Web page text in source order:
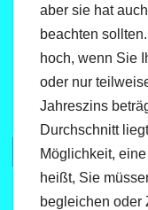
aber sie hat
beachten
hoch, wenn Sie
oder nur
Jahreszins
Durchschnitt
Möglichkeit,
heißt, Sie
begleichen oder